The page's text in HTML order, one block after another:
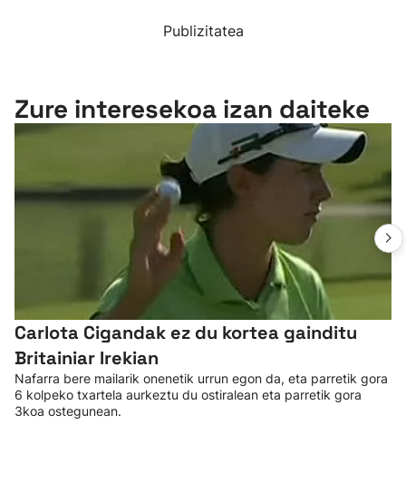
Publizitatea
Zure interesekoa izan daiteke
Carlota Cigandak ez du kortea gainditu
Britainiar Irekian
Nafarra bere mailarik onenetik urrun egon da, eta parretik gora
6 kolpeko txartela aurkeztu du ostiralean eta parretik gora
3koa ostegunean.